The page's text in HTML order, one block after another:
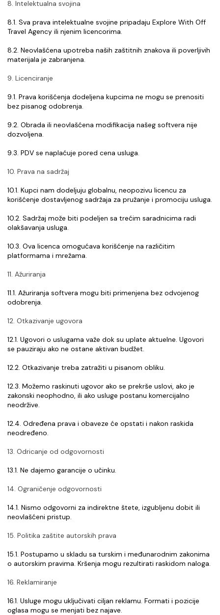
8. Intelektualna svojina
8.1. Sva prava intelektualne svojine pripadaju Explore With Off
Travel Agency ili njenim licencorima.
8.2. Neovlašćena upotreba naših zaštitnih znakova ili poverljivih
materijala je zabranjena.
9. Licenciranje
9.1. Prava korišćenja dodeljena kupcima ne mogu se prenositi
bez pisanog odobrenja.
9.2. Obrada ili neovlašćena modifikacija našeg softvera nije
dozvoljena.
9.3. PDV se naplaćuje pored cena usluga.
10. Prava na sadržaj
10.1. Kupci nam dodeljuju globalnu, neopozivu licencu za
korišćenje dostavljenog sadržaja za pružanje i promociju usluga.
10.2. Sadržaj može biti podeljen sa trećim saradnicima radi
olakšavanja usluga.
10.3. Ova licenca omogućava korišćenje na različitim
platformama i mrežama.
11. Ažuriranja
11.1. Ažuriranja softvera mogu biti primenjena bez odvojenog
odobrenja.
12. Otkazivanje ugovora
12.1. Ugovori o uslugama važe dok su uplate aktuelne. Ugovori
se pauziraju ako ne ostane aktivan budžet.
12.2. Otkazivanje treba zatražiti u pisanom obliku.
12.3. Možemo raskinuti ugovor ako se prekrše uslovi, ako je
zakonski neophodno, ili ako usluge postanu komercijalno
neodržive.
12.4. Određena prava i obaveze će opstati i nakon raskida
neodređeno.
13. Odricanje od odgovornosti
13.1. Ne dajemo garancije o učinku.
14. Ograničenje odgovornosti
14.1. Nismo odgovorni za indirektne štete, izgubljenu dobit ili
neovlašćeni pristup.
15. Politika zaštite autorskih prava
15.1. Postupamo u skladu sa turskim i međunarodnim zakonima
o autorskim pravima. Kršenja mogu rezultirati raskidom naloga.
16. Reklamiranje
16.1. Usluge mogu uključivati ciljan reklamu. Formati i pozicije
oglasa mogu se menjati bez najave.